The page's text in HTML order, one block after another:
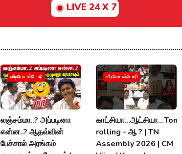
LIVE 24 X 7
வீடியோ ஸ்டோரி
லஞ்சம்மா..? அப்படினா
என்ன..? ஆதவ்வின்
பேச்சால் அரங்கம்
வீடியோ ஸ்டோரி
காட்சியா...ஆட்சியா...Tongu
rolling - ஆ ? | TN
Assembly 2026 | CM